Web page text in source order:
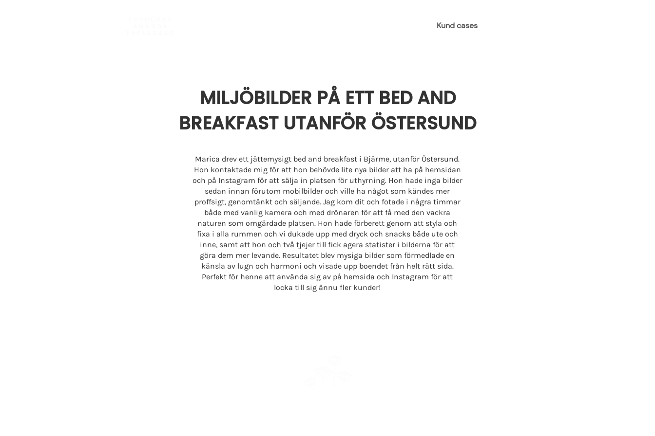
Kund cases
MILJÖBILDER PÅ ETT BED AND
BREAKFAST UTANFÖR ÖSTERSUND
Marica drev ett jättemysigt bed and breakfast i Bjärme, utanför Östersund.
Hon kontaktade mig för att hon behövde lite nya bilder att ha på hemsidan
och på Instagram för att sälja in platsen för uthyrning. Hon hade inga bilder
sedan innan förutom mobilbilder och ville ha något som kändes mer
proffsigt, genomtänkt och säljande. Jag kom dit och fotade i några timmar
både med vanlig kamera och med drönaren för att få med den vackra
naturen som omgärdade platsen. Hon hade förberett genom att styla och
fixa i alla rummen och vi dukade upp med dryck och snacks både ute och
inne, samt att hon och två tjejer till fick agera statister i bilderna för att
göra dem mer levande. Resultatet blev mysiga bilder som förmedlade en
känsla av lugn och harmoni och visade upp boendet från helt rätt sida.
Perfekt för henne att använda sig av på hemsida och Instagram för att
locka till sig ännu fler kunder!